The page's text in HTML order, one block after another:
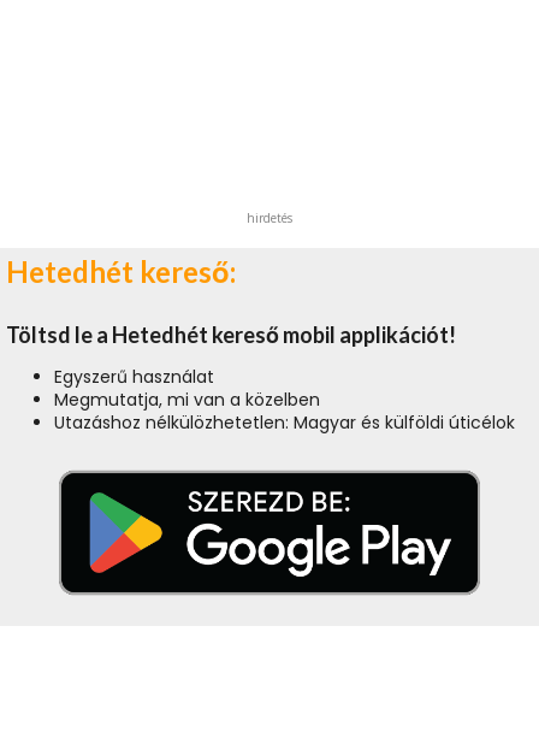
hirdetés
Hetedhét kereső:
Töltsd le a Hetedhét kereső mobil applikációt!
Egyszerű használat
Megmutatja, mi van a közelben
Utazáshoz nélkülözhetetlen: Magyar és külföldi úticélok